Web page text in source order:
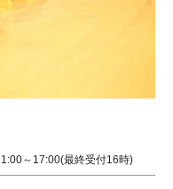
～17:00(最終受付16時)